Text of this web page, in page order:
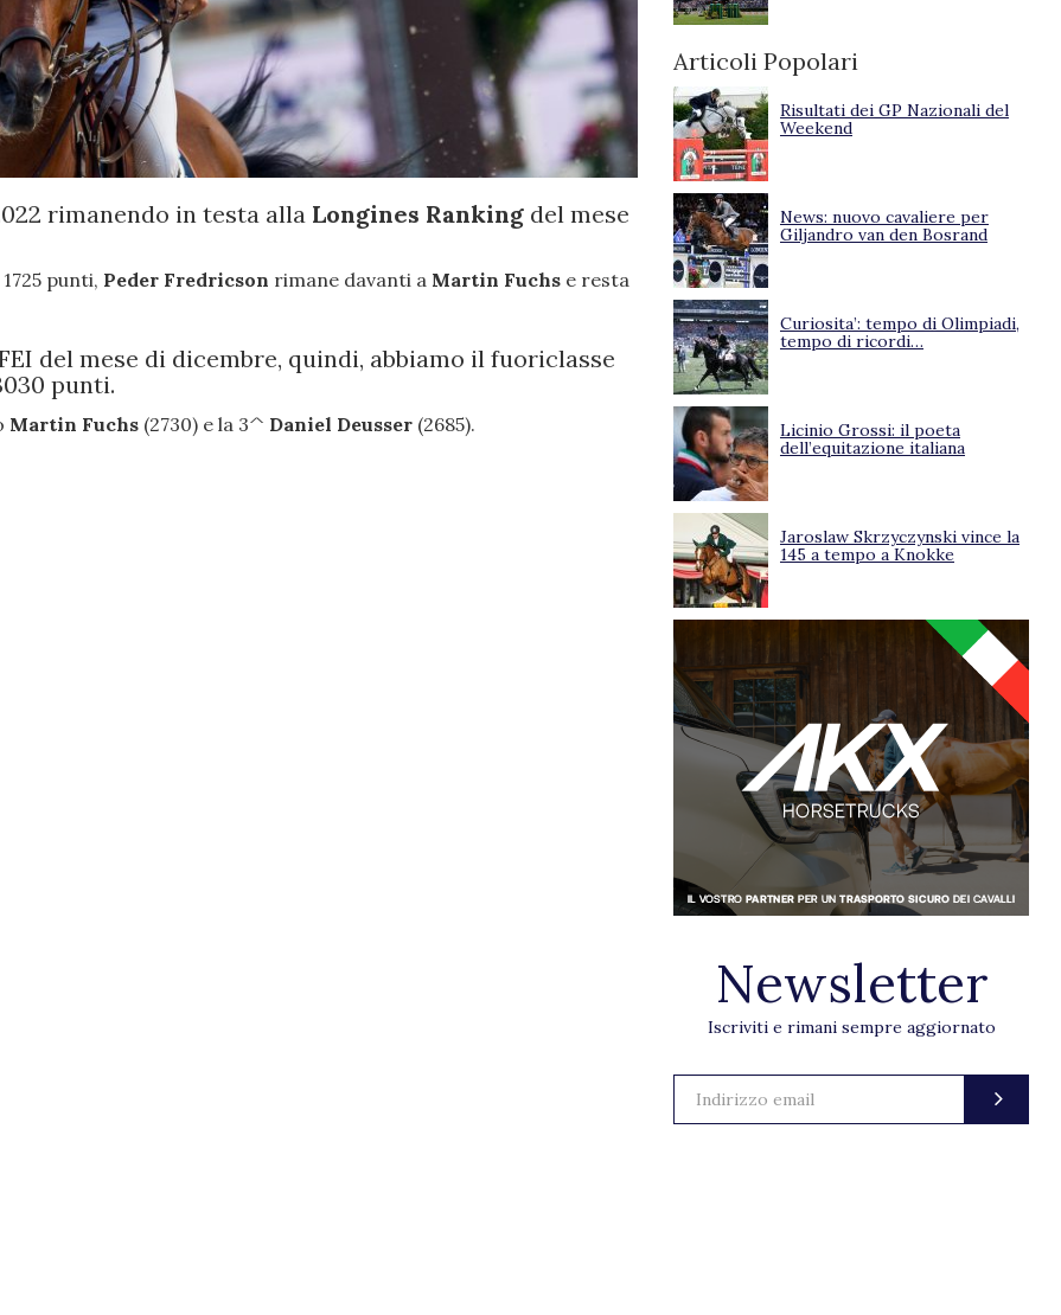
rimanendo in testa alla Longines Ranking del mese
punti, Peder Fredricson rimane davanti a Martin Fuchs e resta
del mese di dicembre, quindi, abbiamo il fuoriclasse
punti.
Martin Fuchs (2730) e la 3^ Daniel Deusser (2685).
Articoli Popolari
Risultati dei GP Nazionali del
Weekend
News: nuovo cavaliere per
Giljandro van den Bosrand
Curiosita’: tempo di Olimpiadi,
tempo di ricordi…
Licinio Grossi: il poeta
dell’equitazione italiana
Jaroslaw Skrzyczynski vince la
145 a tempo a Knokke
Newsletter
Iscriviti e rimani sempre aggiornato